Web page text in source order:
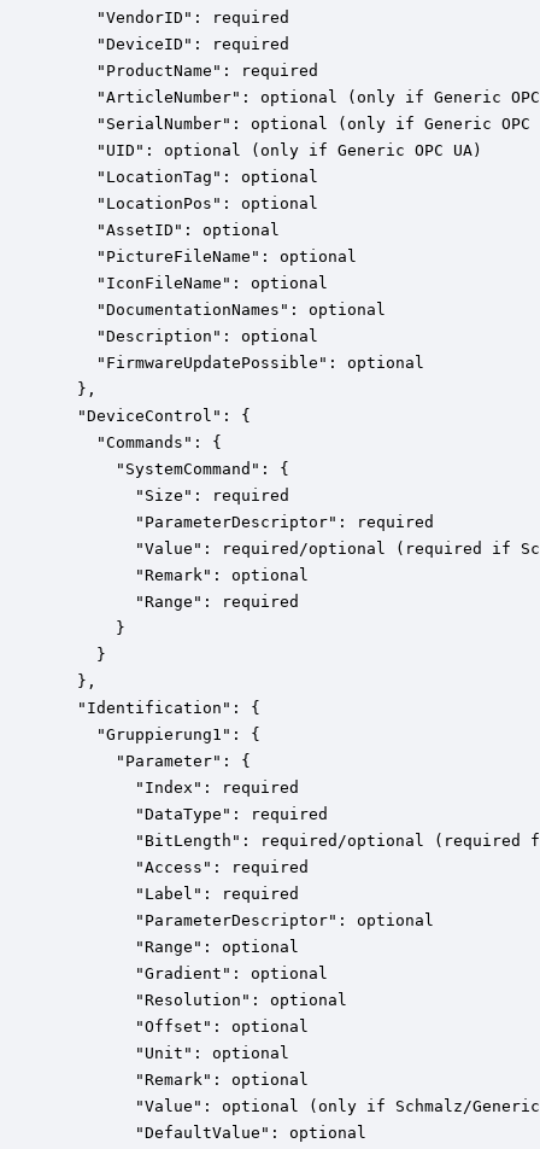
    "VendorID": required
    "DeviceID": required
    "ProductName": required
"ArticleNumber": optional (only if Generic
"SerialNumber": optional (only if Generic OPC
    "UID": optional (only if Generic OPC UA)
    "LocationTag": optional
    "LocationPos": optional
    "AssetID": optional
    "PictureFileName": optional
    "IconFileName": optional
    "DocumentationNames": optional
    "Description": optional
    "FirmwareUpdatePossible": optional
  },
  "DeviceControl": {
    "Commands": {
      "SystemCommand": {
        "Size": required
        "ParameterDescriptor": required
"Value": required/optional (required if
        "Remark": optional
        "Range": required
      }
    }
  },
  "Identification": {
    "Gruppierung1": {
      "Parameter": {
        "Index": required
        "DataType": required
"BitLength": required/optional (required
        "Access": required
        "Label": required
        "ParameterDescriptor": optional
        "Range": optional
        "Gradient": optional
        "Resolution": optional
        "Offset": optional
        "Unit": optional
        "Remark": optional
"Value": optional (only if Schmalz/
        "DefaultValue": optional